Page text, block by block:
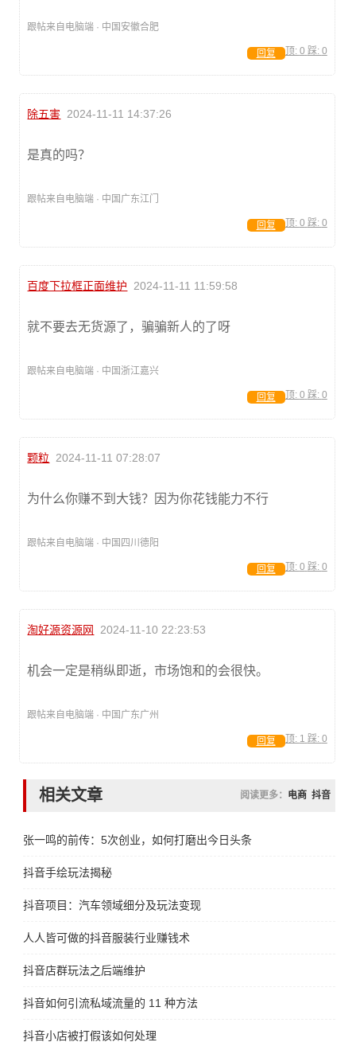
跟帖来自电脑端 · 中国安徽合肥
顶: 0 踩: 0
回复
除五害 2024-11-11 14:37:26
是真的吗？
跟帖来自电脑端 · 中国广东江门
顶: 0 踩: 0
回复
百度下拉框正面维护 2024-11-11 11:59:58
就不要去无货源了，骗骗新人的了呀
跟帖来自电脑端 · 中国浙江嘉兴
顶: 0 踩: 0
回复
颗粒 2024-11-11 07:28:07
为什么你赚不到大钱？因为你花钱能力不行
跟帖来自电脑端 · 中国四川德阳
顶: 0 踩: 0
回复
淘好源资源网 2024-11-10 22:23:53
机会一定是稍纵即逝，市场饱和的会很快。
跟帖来自电脑端 · 中国广东广州
顶: 1 踩: 0
回复
相关文章 阅读更多： 电商 抖音
张一鸣的前传：5次创业，如何打磨出今日头条
抖音手绘玩法揭秘
抖音项目：汽车领域细分及玩法变现
人人皆可做的抖音服装行业赚钱术
抖音店群玩法之后端维护
抖音如何引流私域流量的 11 种方法
抖音小店被打假该如何处理